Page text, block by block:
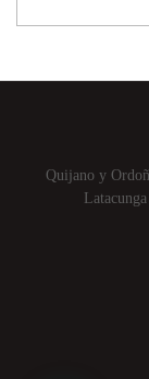
Quijano y